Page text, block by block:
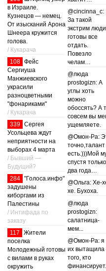
в Израиле.
Кузнецов — немец.
От изысканий Арона
Шнеера кружится
голова.
/ Кукарача
108 Фейс
Сергиуша
Манжиевского
украсили
разноцветными
"фонариками"
/ Кукарача
339 Сергея
Усольцева ждут
неприятности на
выборах 4 марта
/ Бывший —
Будущий?
284 "Голоса.инфо"
задушены
киборгами из
Палестины
/ Интифада по
заказу
117
Жители
поселка
Молодежный готовы
с вилами в руках
окружить
@cincinna_c:
За такой
экстрим люди
готовы все
отдать.
Повезло
челам…
@люда
prostogizn: А
углы хоть
можно
обоссять? А
совсем вы
ущемляете.
@Омон-Ра:
точно,талант
есть.)))Мой
спустя только
два года…
@Ольга: Хе-
хе. Бухоха.
@люда
prostogizn:
салатница-
мем...
@Омон-Ра: я
их вытащила
того, кто
финансирует...